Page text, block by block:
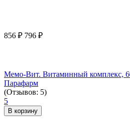
856 ₽ 796 ₽
Мемо-Вит. Витаминный комплекс,
Парафарм
(Отзывов: 5)
5
В корзину